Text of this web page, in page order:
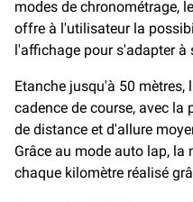
modes de chronométrage,
offre à l'utilisateur la
l'affichage pour s'adapter à
Etanche jusqu'à 50 mètres,
cadence de course, avec
de distance et d'allure
Grâce au mode auto lap,
chaque kilomètre réalisé